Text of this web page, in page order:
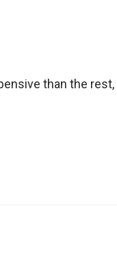
than the rest,